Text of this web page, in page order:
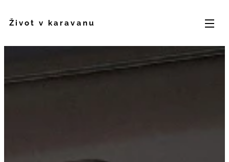
Život v karavanu